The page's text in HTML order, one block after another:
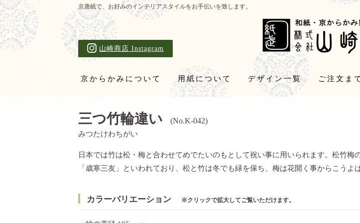
山崎商店 Instagram
京唐紙で、お好みのインテリアスタイルをお手伝いを致します。
京からかみについて 用紙について デザイン一覧 ご注文ま
三つ竹輪違い (No.K-042)
みつたけわちがい
日本では竹は松・梅と合わせてめでたいのもとして祝い事に用いられます。松竹梅
「歳寒三友」といわれており、松と竹は冬でも緑を保ち、梅は花開く事からこう
カラーバリエーション ※クリックで拡大してご覧いただけます。